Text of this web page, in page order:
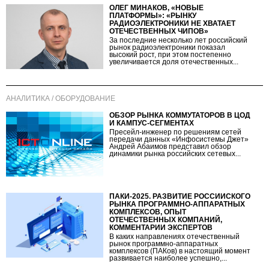
ОЛЕГ МИНАКОВ, «НОВЫЕ
ПЛАТФОРМЫ»: «РЫНКУ
РАДИОЭЛЕКТРОНИКИ НЕ ХВАТАЕТ
ОТЕЧЕСТВЕННЫХ ЧИПОВ»
За последние несколько лет российский
рынок радиоэлектроники показал
высокий рост, при этом постепенно
увеличивается доля отечественных...
АНАЛИТИКА / ОБОРУДОВАНИЕ
ОБЗОР РЫНКА КОММУТАТОРОВ В ЦОД
И КАМПУС-СЕГМЕНТАХ
Пресейл-инженер по решениям сетей
передачи данных «Инфосистемы Джет»
Андрей Абаимов представил обзор
динамики рынка российских сетевых...
ПАКИ-2025. РАЗВИТИЕ РОССИЙСКОГО
РЫНКА ПРОГРАММНО-АППАРАТНЫХ
КОМПЛЕКСОВ, ОПЫТ
ОТЕЧЕСТВЕННЫХ КОМПАНИЙ,
КОММЕНТАРИИ ЭКСПЕРТОВ
В каких направлениях отечественный
рынок программно-аппаратных
комплексов (ПАКов) в настоящий момент
развивается наиболее успешно,...